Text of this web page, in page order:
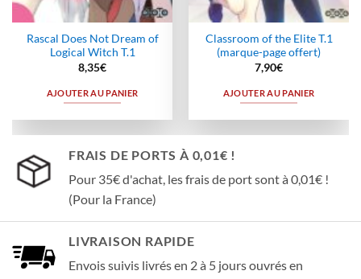
Rascal Does Not Dream of
Logical Witch T.1
8,35€
AJOUTER AU PANIER
Classroom of the Elite T.1
(marque-page offert)
7,90€
AJOUTER AU PANIER
FRAIS DE PORTS À 0,01€ !
Pour 35€ d'achat, les frais de port sont à 0,01€ !
(Pour la France)
LIVRAISON RAPIDE
Envois suivis livrés en 2 à 5 jours ouvrés en